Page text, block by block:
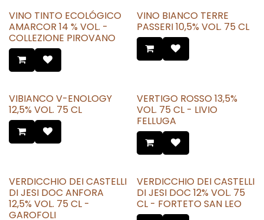
VINO TINTO ECOLÓGICO
AMARCOR 14 % VOL. -
COLLEZIONE PIROVANO
VINO BIANCO TERRE
PASSERI 10,5% VOL. 75 CL
VIBIANCO V-ENOLOGY
12,5% VOL. 75 CL
VERTIGO ROSSO 13,5%
VOL. 75 CL - LIVIO
FELLUGA
VERDICCHIO DEI CASTELLI
DI JESI DOC ANFORA
12,5% VOL. 75 CL -
GAROFOLI
VERDICCHIO DEI CASTELLI
DI JESI DOC 12% VOL. 75
CL - FORTETO SAN LEO